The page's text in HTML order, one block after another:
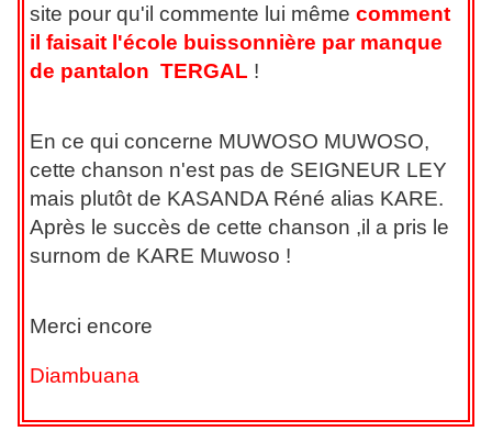
site pour qu'il commente lui mêmecomment
il faisait l'école buissonnière par manque
de pantalon TERGAL !
En ce qui concerne MUWOSO MUWOSO,
cette chanson n'est pas de SEIGNEUR LEY
mais plutôt de KASANDA Réné alias KARE.
Après le succès de cette chanson ,il a pris le
surnom de KARE Muwoso !
Merci encore
Diambuana